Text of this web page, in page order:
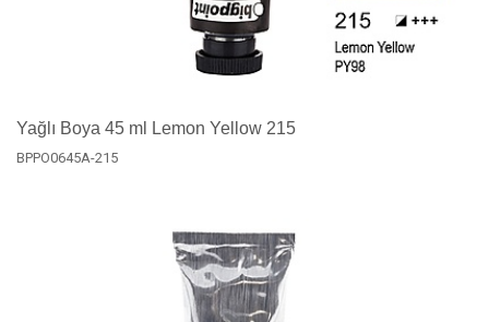
Yağlı Boya 45 ml Lemon Yellow 215
BPPO0645A-215